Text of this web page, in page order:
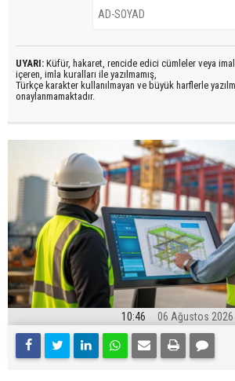
UYARI: Küfür, hakaret, rencide edici cümleler veya
içeren, imla kuralları ile yazılmamış,
Türkçe karakter kullanılmayan ve büyük harflerle
onaylanmamaktadır.
10:46 06 Ağustos 2026